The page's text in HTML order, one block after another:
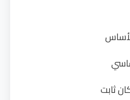
ثابت